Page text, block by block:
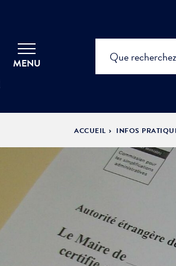
MENU
ACCUEIL INFOS